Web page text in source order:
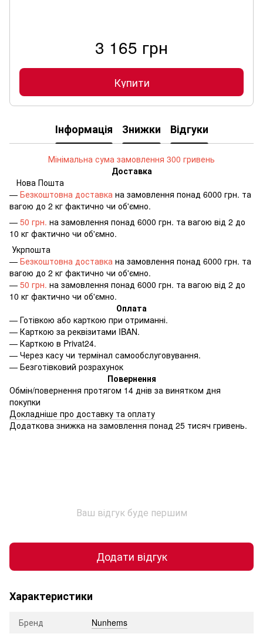
3 165 грн
Купити
Інформація Знижки Відгуки
Мінімальна сума замовлення 300 гривень
Доставка
Нова Пошта
— Безкоштовна доставка на замовлення понад 6000 грн. та
вагою до 2 кг фактично чи об'ємно.
— 50 грн. на замовлення понад 6000 грн. та вагою від 2 до
10 кг фактично чи об'ємно.
Укрпошта
— Безкоштовна доставка на замовлення понад 6000 грн. та
вагою до 2 кг фактично чи об'ємно.
— 50 грн. на замовлення понад 6000 грн. та вагою від 2 до
10 кг фактично чи об'ємно.
Оплата
— Готівкою або карткою при отриманні.
— Карткою за реквізитами IBAN.
— Карткою в Privat24.
— Через касу чи термінал самообслуговування.
— Безготівковий розрахунок
Повернення
Обмін/повернення протягом 14 днів за винятком дня
покупки
Докладніше про доставку та оплату
Додаткова знижка на замовлення понад 25 тисяч гривень.
Ваш відгук буде першим
Додати відгук
Характеристики
Бренд
Nunhems